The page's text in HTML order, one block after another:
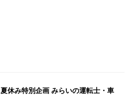
夏休み特別企画 みらいの運転士・車